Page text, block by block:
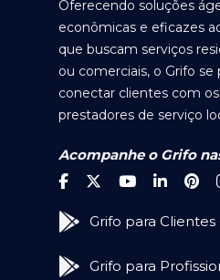
Oferecendo soluções
econômicas e eficazes
que buscam serviços
ou comerciais, o Grifo se
conectar clientes com
prestadores de serviço
Acompanhe o Grifo
Grifo para
Grifo para